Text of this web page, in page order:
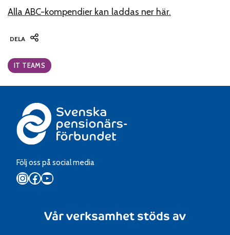
Alla ABC-kompendier kan laddas ner här.
DELA
Categories:
IT TEAMS
Följ oss på social media
Instagram
Facebook
YouTube
Vår verksamhet stöds av